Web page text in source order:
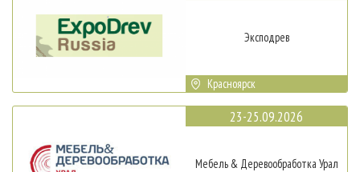
Эксподрев
Красноярск
23-25.09.2026
Мебель & Деревообработка Урал